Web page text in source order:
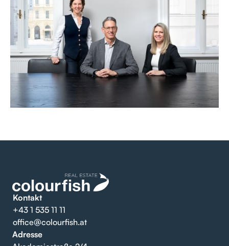
Kontakt
+43 1 535 11 11
office@colourfish.at
Adresse